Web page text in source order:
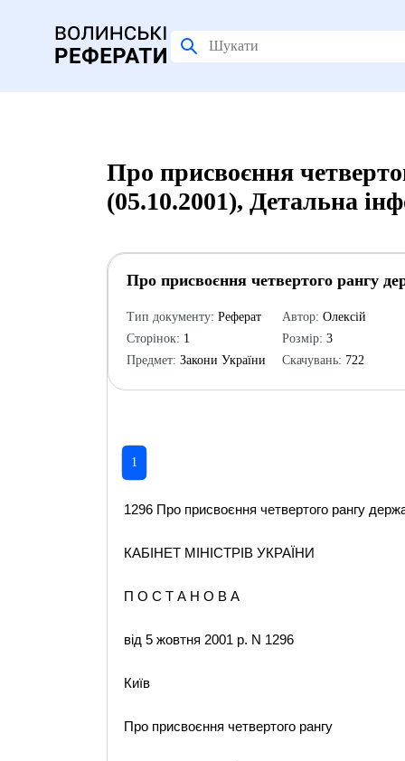
Про присвоєння
(05.10.2001), Детальна
Про присвоєння четвертого рангу
Тип документу: Реферат
Сторінок: 1
Предмет: Закони України
Автор: Олексій
Розмір: 3
Скачувань: 722
1
1296 Про присвоєння четвертого рангу
КАБІНЕТ МІНІСТРІВ УКРАЇНИ
П О С Т А Н О В А
від 5 жовтня 2001 р. N 1296
Київ
Про присвоєння четвертого рангу